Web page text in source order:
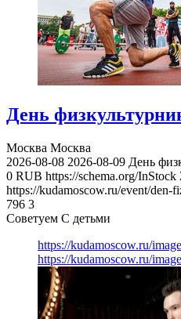
День
Москва Москва
2026-08-08 2026-08-09 День
0 RUB https://schema.org/InStock
https://kudamoscow.ru/event/den-
796 3
Советуем С детьми
https://kudamoscow.ru/
https://kudamoscow.ru/